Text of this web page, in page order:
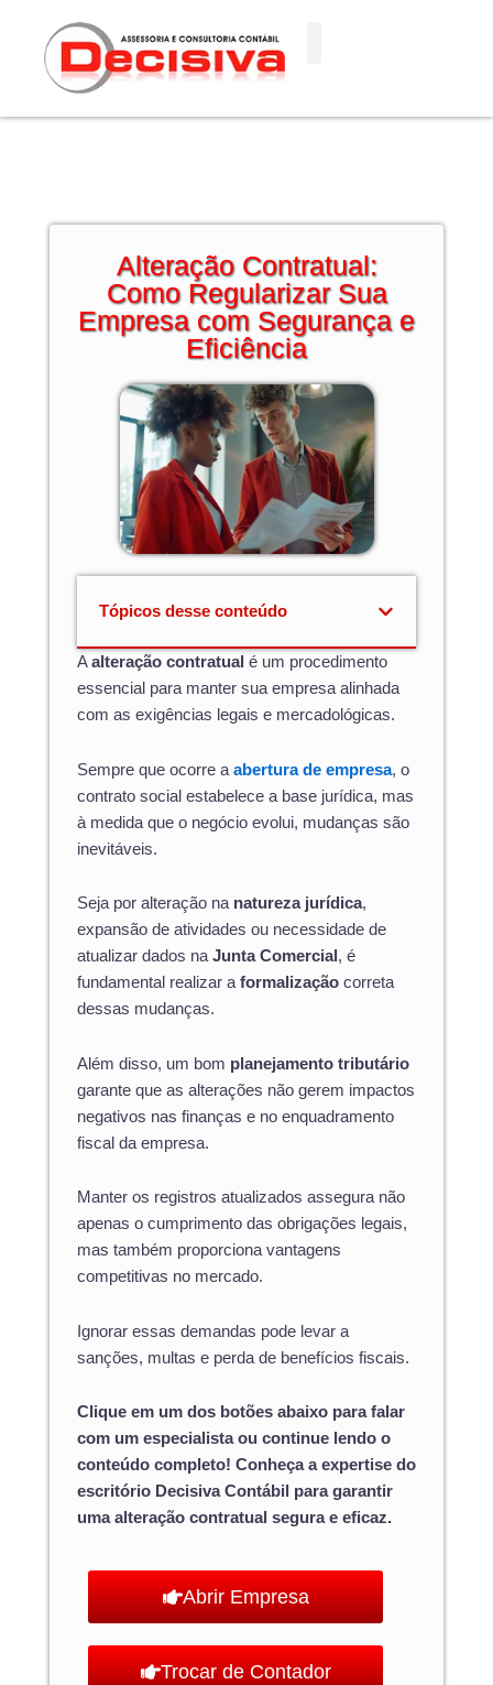
conteúdo
Alteração Contratual:
Como Regularizar Sua
Empresa com Segurança e
Eficiência
Tópicos desse conteúdo
Aalteração contratual é um procedimento
essencial para manter sua empresa alinhada
com as exigências legais e mercadológicas.
Sempre que ocorre a abertura de empresa, o
contrato social estabelece a base jurídica, mas
à medida que o negócio evolui, mudanças são
inevitáveis.
Seja por alteração na natureza jurídica,
expansão de atividades ou necessidade de
atualizar dados naJunta Comercial , é
fundamental realizar aformalização correta
dessas mudanças.
Além disso, um bom planejamento tributário
garante que as alterações não gerem impactos
negativos nas finanças e no enquadramento
fiscal da empresa.
Manter os registros atualizados assegura não
apenas o cumprimento das obrigações legais,
mas também proporciona vantagens
competitivas no mercado.
Ignorar essas demandas pode levar a
sanções, multas e perda de benefícios fiscais.
Clique em um dos botões abaixo para falar
com um especialista ou continue lendo o
conteúdo completo! Conheça a expertise do
escritório Decisiva Contábil para garantir
uma alteração contratual segura e eficaz.
Abrir Empresa
Trocar de Contador